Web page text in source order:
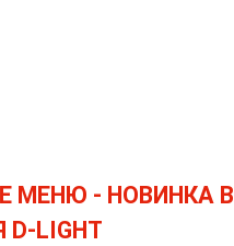
МЕНЮ - НОВИНКА В
LIGHT